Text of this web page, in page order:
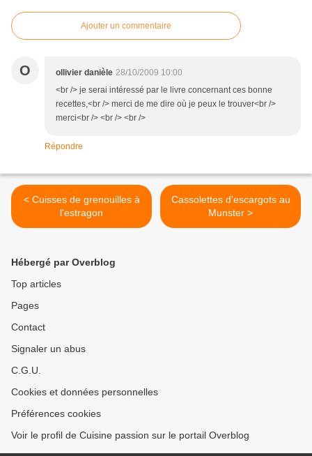
Ajouter un commentaire
O ollivier danièle 28/10/2009 10:00
<br /> je serai intéressé par le livre concernant ces bonne
recettes,<br /> merci de me dire où je peux le trouver<br />
merci<br /> <br /> <br />
Répondre
< Cuisses de grenouilles à
l'estragon
Cassolettes d'escargots au
Munster >
Hébergé par Overblog
Top articles
Pages
Contact
Signaler un abus
C.G.U.
Cookies et données personnelles
Préférences cookies
Voir le profil de Cuisine passion sur le portail Overblog